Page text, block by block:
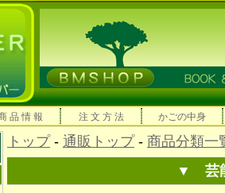
品 情 報 注 文 方 法 かごの中身
トップ- 通販トップ- 商品分類一
▼ 芸